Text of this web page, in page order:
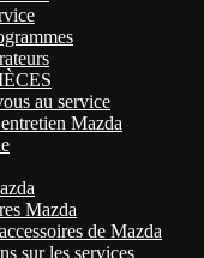
au service
Mazda
Mazda
de Mazda
sur les services